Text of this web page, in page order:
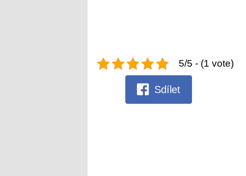
5/5 - (1 vote)
Sdílet